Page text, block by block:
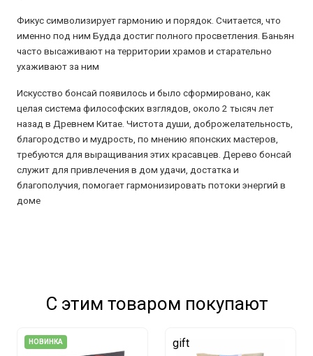
Фикус символизирует гармонию и порядок. Считается, что
именно под ним Будда достиг полного просветления. Баньян
часто высаживают на территории храмов и старательно
ухаживают за ним
Искусство бонсай появилось и было сформировано, как
целая система философских взглядов, около 2 тысяч лет
назад в Древнем Китае. Чистота души, доброжелательность,
благородство и мудрость, по мнению японских мастеров,
требуются для выращивания этих красавцев. Дерево бонсай
служит для привлечения в дом удачи, достатка и
благополучия, помогает гармонизировать потоки энергий в
доме
С этим товаром покупают
НОВИНКА gift